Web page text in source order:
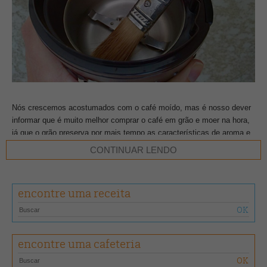
Nós crescemos acostumados com o café moído, mas é nosso dever
informar que é muito melhor comprar o café em grão e moer na hora,
já que o grão preserva por mais tempo as características de aroma e
sabor que são potencializadas na torra. Moê-lo no momento do
preparo evita a oxidação do pó e te proporciona uma experiência
Agora, para isso, você precisa de um bom moedor, que pode ser
encontrado em diversos modelos para atender perfis e necessidades
diferentes. O utensílio já passou por diversas mudanças em sua
história, indo da peça de pedra ao aparelho automático. Ele aplica
uma força mecânica considerável para quebrar os grãos, deixando o
produto em diferentes estados de granulosidade, que são utilizados
CONTINUAR LENDO
encontre uma receita
encontre uma cafeteria